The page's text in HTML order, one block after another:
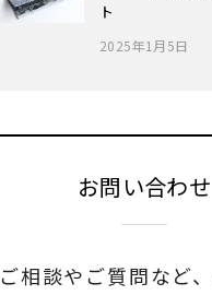
ト
2025年1月5日
お問い合わせ
ご相談やご質問など、